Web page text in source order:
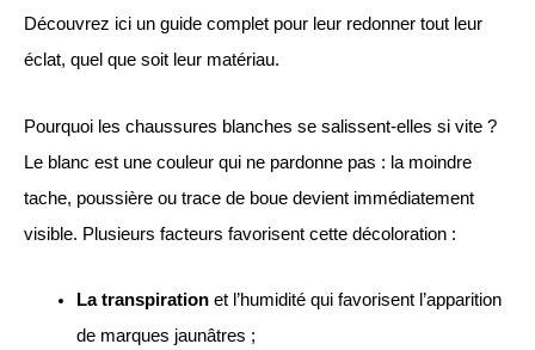
Découvrez ici un guide complet pour leur redonner tout leur
éclat, quel que soit leur matériau.
Pourquoi les chaussures blanches se salissent-elles si vite ?
Le blanc est une couleur qui ne pardonne pas : la moindre
tache, poussière ou trace de boue devient immédiatement
visible. Plusieurs facteurs favorisent cette décoloration :
La transpirationet l’humidité qui favorisent l’apparition
de marques jaunâtres ;